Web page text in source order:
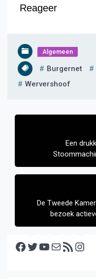
Reageer
Algemeen
Burgernet
Wervershoof
Bericht
Een
De Tweede
bezoek
Facebook Twitter YouTube E-mail RSS feed